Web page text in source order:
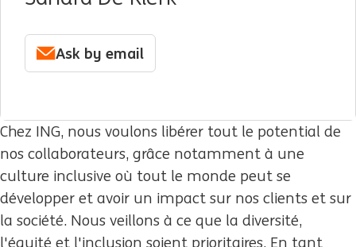
Ask by email
Chez ING, nous voulons libérer tout le potential de
nos collaborateurs, grâce notamment à une
culture inclusive où tout le monde peut se
développer et avoir un impact sur nos clients et sur
la société. Nous veillons à ce que la diversité,
l'équité et l'inclusion soient prioritaires. En tant